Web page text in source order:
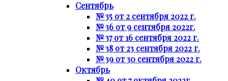
Сентябрь
№ 35 от 2 сентября 2022 г.
№ 36 от 9 сентября 2022г.
№ 37 от 16 сентября 2022 г.
№ 38 от 23 сентября 2022 г.
№ 39 от 30 сентября 2022 г.
Октябрь